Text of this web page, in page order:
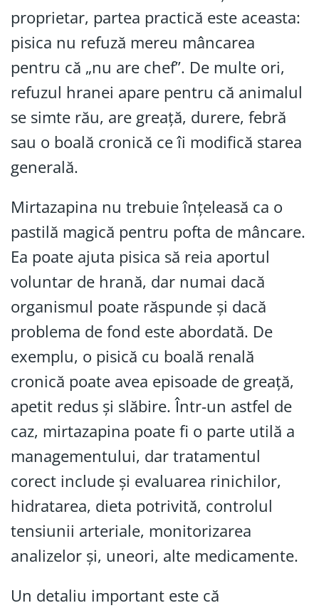
proprietar, partea practică este aceasta:
pisica nu refuză mereu mâncarea
pentru că „nu are chef”. De multe ori,
refuzul hranei apare pentru că animalul
se simte rău, are greață, durere, febră
sau o boală cronică ce îi modifică starea
generală.
Mirtazapina nu trebuie înțeleasă ca o
pastilă magică pentru pofta de mâncare.
Ea poate ajuta pisica să reia aportul
voluntar de hrană, dar numai dacă
organismul poate răspunde și dacă
problema de fond este abordată. De
exemplu, o pisică cu boală renală
cronică poate avea episoade de greață,
apetit redus și slăbire. Într-un astfel de
caz, mirtazapina poate fi o parte utilă a
managementului, dar tratamentul
corect include și evaluarea rinichilor,
hidratarea, dieta potrivită, controlul
tensiunii arteriale, monitorizarea
analizelor și, uneori, alte medicamente.
Un detaliu important este că